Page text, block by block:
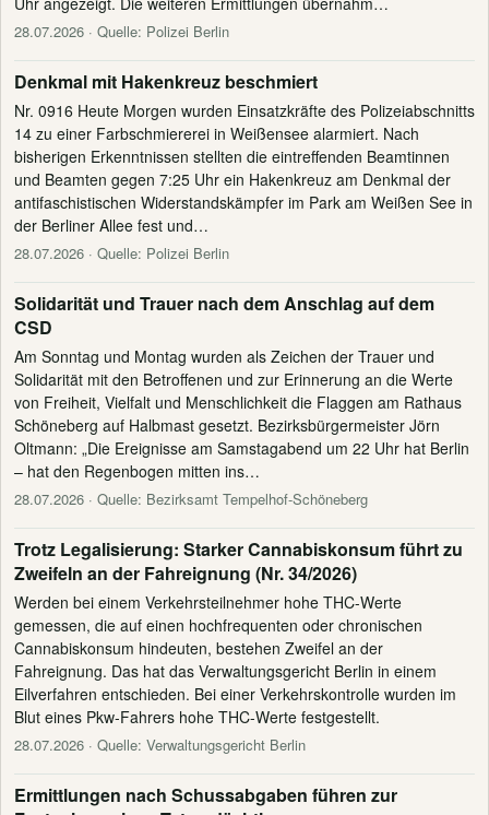
28.07.2026 · Quelle: Polizei Berlin
Denkmal mit Hakenkreuz beschmiert
Nr. 0916 Heute Morgen wurden Einsatzkräfte des Polizeiabschnitts
14 zu einer Farbschmiererei in Weißensee alarmiert. Nach
bisherigen Erkenntnissen stellten die eintreffenden Beamtinnen
und Beamten gegen 7:25 Uhr ein Hakenkreuz am Denkmal der
antifaschistischen Widerstandskämpfer im Park am Weißen See in
der Berliner Allee fest und…
28.07.2026 · Quelle: Polizei Berlin
Solidarität und Trauer nach dem Anschlag auf dem
CSD
Am Sonntag und Montag wurden als Zeichen der Trauer und
Solidarität mit den Betroffenen und zur Erinnerung an die Werte
von Freiheit, Vielfalt und Menschlichkeit die Flaggen am Rathaus
Schöneberg auf Halbmast gesetzt. Bezirksbürgermeister Jörn
Oltmann: „Die Ereignisse am Samstagabend um 22 Uhr hat Berlin
– hat den Regenbogen mitten ins…
28.07.2026 · Quelle: Bezirksamt Tempelhof-Schöneberg
Trotz Legalisierung: Starker Cannabiskonsum führt zu
Zweifeln an der Fahreignung (Nr. 34/2026)
Werden bei einem Verkehrsteilnehmer hohe THC-Werte
gemessen, die auf einen hochfrequenten oder chronischen
Cannabiskonsum hindeuten, bestehen Zweifel an der
Fahreignung. Das hat das Verwaltungsgericht Berlin in einem
Eilverfahren entschieden. Bei einer Verkehrskontrolle wurden im
Blut eines Pkw-Fahrers hohe THC-Werte festgestellt.
28.07.2026 · Quelle: Verwaltungsgericht Berlin
Ermittlungen nach Schussabgaben führen zur